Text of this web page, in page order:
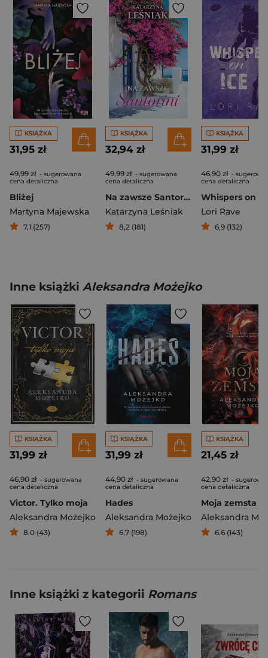
KSIĄŻKA
31,95 zł
49,99 zł - sugerowana
cena detaliczna
Bliżej
Martyna Majewska
7,1 (257)
KSIĄŻKA
32,94 zł
49,99 zł - sugerowana
cena detaliczna
Na zawsze Santorini
Katarzyna Leśniak
8,2 (181)
KSIĄŻKA
31,99 zł
46,90 zł -
cena detaliczna
Whispers on
Lori Rave
6,9 (132)
Inne książki Aleksandra Możejko
KSIĄŻKA
31,99 zł
46,90 zł - sugerowana
cena detaliczna
Victor. Tylko moja
Aleksandra Możejko
8,0 (43)
KSIĄŻKA
31,99 zł
44,90 zł - sugerowana
cena detaliczna
Hades
Aleksandra Możejko
6,7 (198)
KSIĄŻKA
21,45 zł
42,90 zł -
cena detaliczna
Moja zemsta
Aleksandra
6,6 (143)
Inne książki z kategorii Romans